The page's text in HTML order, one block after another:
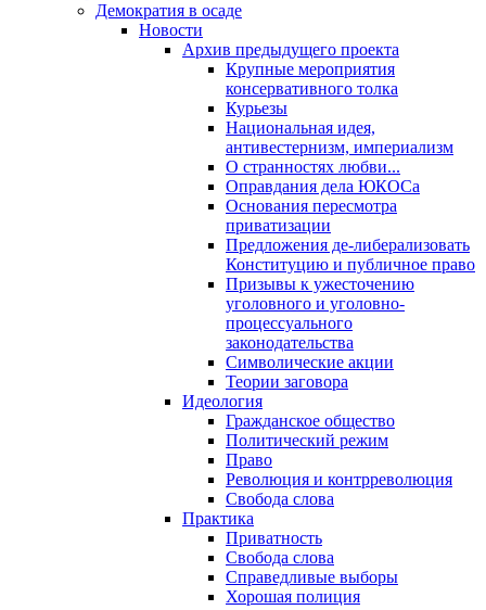
Демократия в осаде
Новости
Архив предыдущего проекта
Крупные мероприятия
консервативного толка
Курьезы
Национальная идея,
антивестернизм, империализм
О странностях любви...
Оправдания дела ЮКОСа
Основания пересмотра
приватизации
Предложения де-либерализовать
Конституцию и публичное право
Призывы к ужесточению
уголовного и уголовно-
процессуального
законодательства
Символические акции
Теории заговора
Идеология
Гражданское общество
Политический режим
Право
Революция и контрреволюция
Свобода слова
Практика
Приватность
Свобода слова
Справедливые выборы
Хорошая полиция